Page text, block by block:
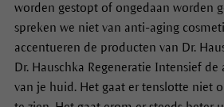
worden gestopt of ongedaan worden
spreken we niet van anti-aging
accentueren de producten van Dr.
Dr. Hauschka Regeneratie Intensief
van je huid. Het gaat er tenslotte niet